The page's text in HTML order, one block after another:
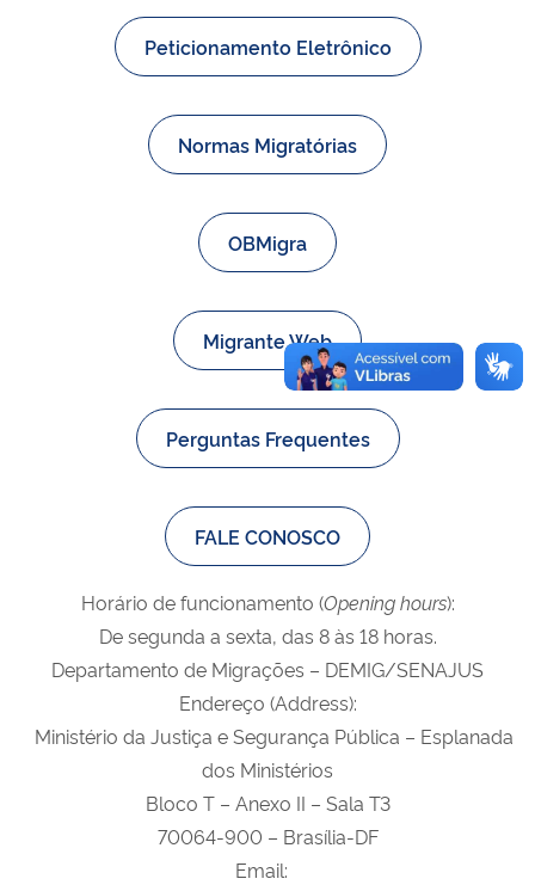
Peticionamento Eletrônico
Normas Migratórias
OBMigra
Migrante Web
Perguntas Frequentes
FALE CONOSCO
Horário de funcionamento (Opening hours):
De segunda a sexta, das 8 às 18 horas.
Departamento de Migrações – DEMIG/SENAJUS
Endereço (Address):
Ministério da Justiça e Segurança Pública – Esplanada
dos Ministérios
Bloco T – Anexo II – Sala T3
70064-900 – Brasília-DF
Email: